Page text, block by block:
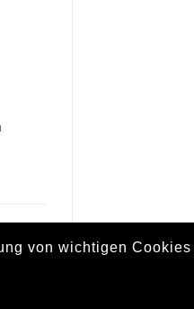
von wichtigen Cookies